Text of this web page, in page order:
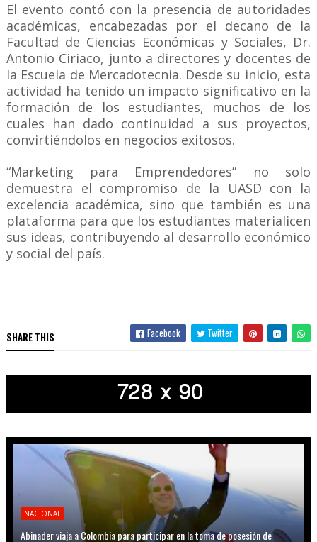
El evento contó con la presencia de autoridades
académicas, encabezadas por el decano de la
Facultad de Ciencias Económicas y Sociales, Dr.
Antonio Ciriaco, junto a directores y docentes de
la Escuela de Mercadotecnia. Desde su inicio, esta
actividad ha tenido un impacto significativo en la
formación de los estudiantes, muchos de los
cuales han dado continuidad a sus proyectos,
convirtiéndolos en negocios exitosos.
“Marketing para Emprendedores” no solo
demuestra el compromiso de la UASD con la
excelencia académica, sino que también es una
plataforma para que los estudiantes materialicen
sus ideas, contribuyendo al desarrollo económico
y social del país.
SHARE THIS Facebook Twitter
NACIONAL
Abinader viaja a Colombia para participar en la toma de posesión de